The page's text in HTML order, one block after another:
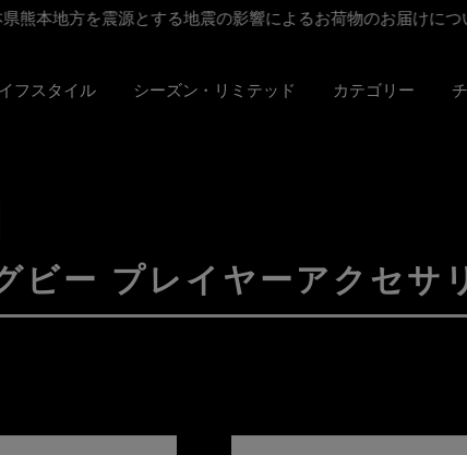
県熊本地方を震源とする地震の影響によるお荷物のお届けにつ
フスタイル シーズン・リミテッド カテゴリー
ビー プレイヤーアクセサ